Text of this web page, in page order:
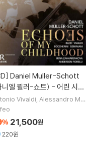
니엘 뮐러-쇼트) - 어린 시절
아리 (Echoes of My Chil
Vivaldi Alessandro Mar
작곡
% 21,500원
220원